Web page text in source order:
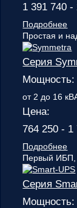
1 391 740 -
Подробнее
Простая и
Серия
Мощность:
от 2 до 16
Цена:
764 250 - 1
Подробнее
Первый ИБП,
Серия
Мощность: